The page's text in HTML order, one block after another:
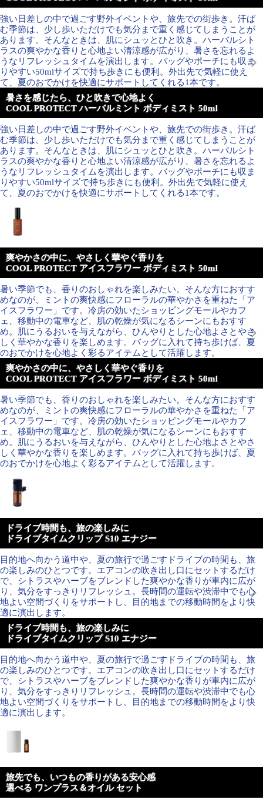
強い日差しの中で過ごす野外イベントや、旅先での街歩き。汗ば
む季節は、少し歩いただけでも気分まで重く感じてしまうことが
あります。そんなときは、肌にシュッとひと吹き。ハーバルシト
ラスの爽やかな香りと心地よい清涼感が広がり、暑さを忘れるよ
うなリフレッシュタイムを演出します。バッグやポーチにも収ま
りやすい50mlサイズで持ち歩きにも便利。外出先で気軽に使え
て、夏のおでかけを快適にサポートしてくれる1本です。
暑さを感じたら、ひと吹きで心地よく
COOL PROTECT ハーバルミント ボディミスト 50ml
強い日差しの中で過ごす野外イベントや、旅先での街歩き。汗ば
む季節は、少し歩いただけでも気分まで重く感じてしまうことが
あります。そんなときは、肌にシュッとひと吹き。ハーバルシト
ラスの爽やかな香りと心地よい清涼感が広がり、暑さを忘れるよ
うなリフレッシュタイムを演出します。バッグやポーチにも収ま
りやすい50mlサイズで持ち歩きにも便利。外出先で気軽に使え
て、夏のおでかけを快適にサポートしてくれる1本です。
爽やかさの中に、やさしく華やぐ香りを
COOL PROTECT アイスフラワー ボディミスト 50ml
暑い季節でも、香りのおしゃれを楽しみたい。そんな方におすす
めなのが、ミントの爽快感にフローラルの華やかさを重ねた「ア
イスフラワー」です。冷房の効いたショッピングモールやカフ
ェ、移動中の電車など、肌の乾燥が気になるシーンにもおすす
め。肌にうるおいを与えながら、ひんやりとした心地よさとやさ
しく華やかな香りを楽しめます。バッグに入れて持ち歩けば、夏
のおでかけを心地よく彩るアイテムとして活躍します。
爽やかさの中に、やさしく華やぐ香りを
COOL PROTECT アイスフラワー ボディミスト 50ml
暑い季節でも、香りのおしゃれを楽しみたい。そんな方におすす
めなのが、ミントの爽快感にフローラルの華やかさを重ねた「ア
イスフラワー」です。冷房の効いたショッピングモールやカフ
ェ、移動中の電車など、肌の乾燥が気になるシーンにもおすす
め。肌にうるおいを与えながら、ひんやりとした心地よさとやさ
しく華やかな香りを楽しめます。バッグに入れて持ち歩けば、夏
のおでかけを心地よく彩るアイテムとして活躍します。
ドライブ時間も、旅の楽しみに
ドライブタイムクリップ S10 エナジー
目的地へ向かう道中や、夏の旅行で過ごすドライブの時間も、旅
の楽しみのひとつです。エアコンの吹き出し口にセットするだけ
で、シトラスやハーブをブレンドした爽やかな香りが車内に広が
り、気分をすっきりリフレッシュ。長時間の運転や渋滞中でも心
地よい空間づくりをサポートし、目的地までの移動時間をより快
適に演出します。
ドライブ時間も、旅の楽しみに
ドライブタイムクリップ S10 エナジー
目的地へ向かう道中や、夏の旅行で過ごすドライブの時間も、旅
の楽しみのひとつです。エアコンの吹き出し口にセットするだけ
で、シトラスやハーブをブレンドした爽やかな香りが車内に広が
り、気分をすっきりリフレッシュ。長時間の運転や渋滞中でも心
地よい空間づくりをサポートし、目的地までの移動時間をより快
適に演出します。
旅先でも、いつもの香りがある安心感
選べる ワンプラス＆オイル セット